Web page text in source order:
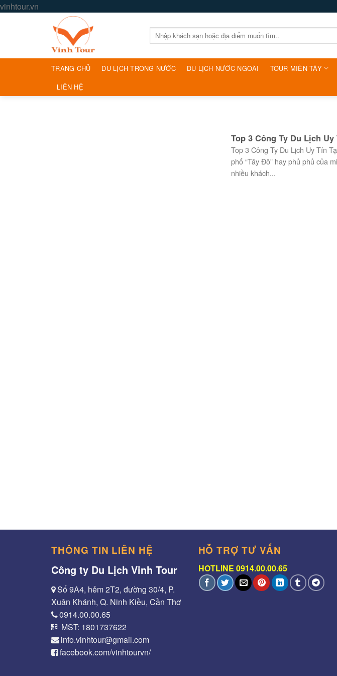
vinhtour.vn
content
Tìm
kiếm:
TRANG CHỦ DU LỊCH TRONG NƯỚC DU LỊCH NƯỚC NGOÀI TOUR MIỀN TÂY
LIÊN HỆ
Top 3 Công Ty Du Lịch
Top 3 Công Ty Du Lịch Uy Tín
phố “Tây Đô” hay phủ phủ của
nhiều khách...
THÔNG TIN LIÊN HỆ
Công ty Du Lịch Vinh Tour
Số 9A4, hẻm 2T2, đường 30/4, P.
Xuân Khánh, Q. Ninh Kiều, Cần Thơ
0914.00.00.65
MST: 1801737622
info.vinhtour@gmail.com
facebook.com/vinhtourvn/
HỖ TRỢ TƯ VẤN
HOTLINE 0914.00.00.65